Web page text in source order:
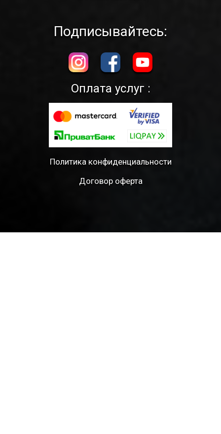
Подписывайтесь:
Оплата услуг :
Политика конфиденциальности
Договор оферта